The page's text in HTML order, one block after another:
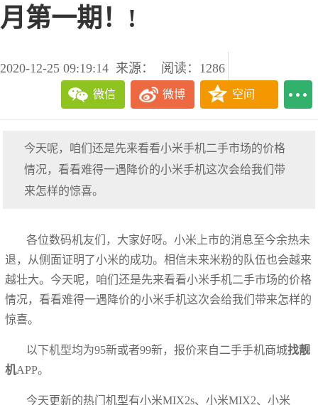
月第一期！!
2020-12-25 09:19:14 来源： 阅读：1286
微信 微博 空间
今天呢，咱们还是先来看看小米手机二手市场的价格
情况，看看难得一遇降价的小米手机这次会给我们带
来怎样的惊喜。
各位数码机友们，大家好呀。小米上市的消息至今余热未
退，从侧面证明了小米的成功。相信未来米粉的队伍也会越来
越壮大。今天呢，咱们还是先来看看小米手机二手市场的价格
情况，看看难得一遇降价的小米手机这次会给我们带来怎样的
惊喜。
以下机型均为95新或者99新，报价来自二手手机商城找靓
机APP。
今天更新的热门机型有小米MIX2s、小米MIX2、小米